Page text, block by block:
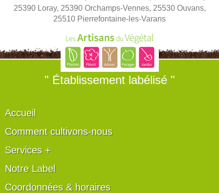
25390 Loray, 25390 Orchamps-Vennes, 25530 Ouvans,
25510 Pierrefontaine-les-Varans
" Établissement labélisé "
Accueil
Comment cultivons-nous
Services +
Notre Label
Coordonnées & horaires